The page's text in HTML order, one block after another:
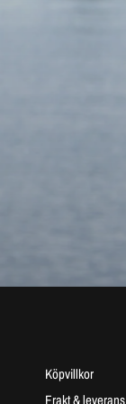
Köpvillkor
Frakt & leverans